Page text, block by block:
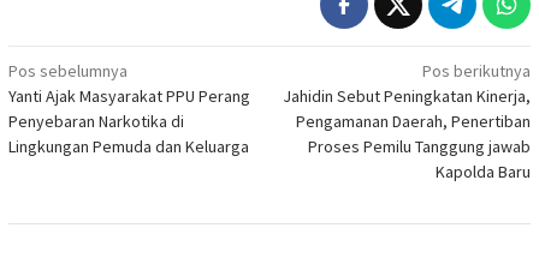
Navigasi
pos
Pos sebelumnya
Yanti Ajak Masyarakat PPU Perang
Penyebaran Narkotika di
Lingkungan Pemuda dan Keluarga
Pos berikutnya
Jahidin Sebut Peningkatan Kinerja,
Pengamanan Daerah, Penertiban
Proses Pemilu Tanggung jawab
Kapolda Baru